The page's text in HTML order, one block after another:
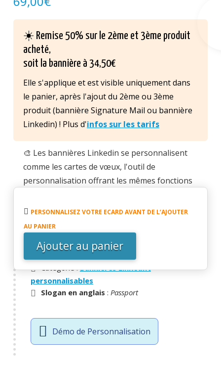
☀️ Remise 50% sur le 2ème et 3ème produit
acheté,
soit la bannière à 34,50€
Elle s'applique et est visible uniquement dans
le panier, après l'ajout du 2ème ou 3ème
produit (bannière Signature Mail ou bannière
Linkedin) ! Plus d'infos sur les tarifs
🎨 Les bannières Linkedin se personnalisent
comme les cartes de vœux, l'outil de
personnalisation offrant les mêmes fonctions
textuels.
(Voir la vidéo de démonstration ci-dessous)
de
Bannière
LINKEDIN
Passeport
PERSONNALISEZ VOTRE ECARD AVANT DE L’AJOUTER
AU PANIER
Ajouter au panier
Thématique : |
Catégorie :Bannières LinkedIN
personnalisables
Slogan en anglais : Passport
Démo de Personnalisation